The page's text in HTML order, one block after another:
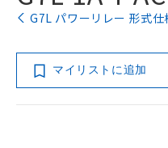
G7L パワーリレー 形式仕
マイリストに追加